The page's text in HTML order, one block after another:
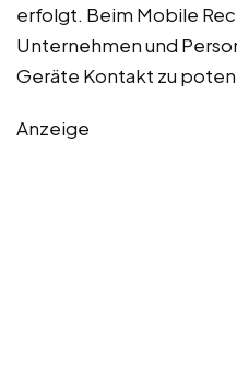
erfolgt. Beim Mobile
Unternehmen und
Geräte Kontakt zu
Anzeige